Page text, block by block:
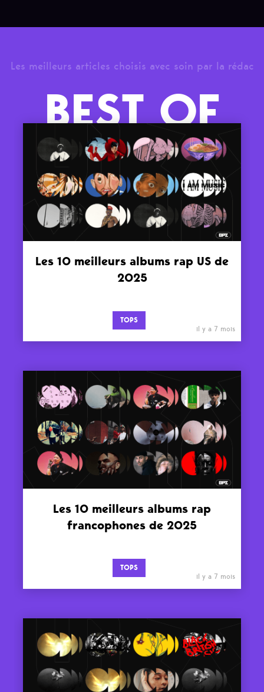
Les meilleurs articles choisis avec soin par la rédac
BEST OF
Les 10 meilleurs albums rap US de
2025
TOPS
il y a 7 mois
Les 10 meilleurs albums rap
francophones de 2025
TOPS
il y a 7 mois